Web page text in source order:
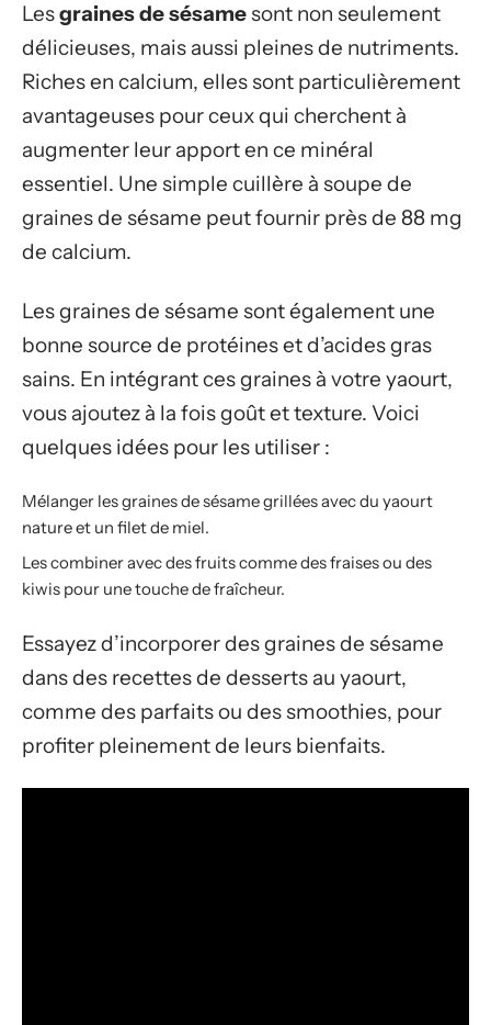
Lesgraines de sésamesont non seulement
délicieuses, mais aussi pleines de nutriments.
Riches en calcium, elles sont particulièrement
avantageuses pour ceux qui cherchent à
augmenter leur apport en ce minéral
essentiel. Une simple cuillère à soupe de
graines de sésame peut fournir près de 88 mg
de calcium.
Les graines de sésame sont également une
bonne source de protéines et d’acides gras
sains. En intégrant ces graines à votre yaourt,
vous ajoutez à la fois goût et texture. Voici
quelques idées pour les utiliser :
Mélanger les graines de sésame grillées avec du yaourt
nature et un filet de miel.
Les combiner avec des fruits comme des fraises ou des
kiwis pour une touche de fraîcheur.
Essayez d’incorporer des graines de sésame
dans des recettes de desserts au yaourt,
comme des parfaits ou des smoothies, pour
profiter pleinement de leurs bienfaits.